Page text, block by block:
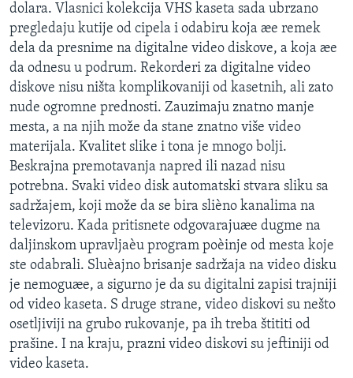
DRUŠTVO
SPORT
INTERVJU
dolara. Vlasnici kolekcija VHS kaseta sada ubrzano
pregledaju kutije od cipela i odabiru koja æe remek
dela da presnime na digitalne video diskove, a koja æe
da odnesu u podrum. Rekorderi za digitalne video
diskove nisu ništa komplikovaniji od kasetnih, ali zato
nude ogromne prednosti. Zauzimaju znatno manje
mesta, a na njih može da stane znatno više video
materijala. Kvalitet slike i tona je mnogo bolji.
Beskrajna premotavanja napred ili nazad nisu
potrebna. Svaki video disk automatski stvara sliku sa
sadržajem, koji može da se bira slièno kanalima na
televizoru. Kada pritisnete odgovarajuæe dugme na
daljinskom upravljaèu program poèinje od mesta koje
ste odabrali. Sluèajno brisanje sadržaja na video disku
je nemoguæe, a sigurno je da su digitalni zapisi trajniji
od video kaseta. S druge strane, video diskovi su nešto
osetljiviji na grubo rukovanje, pa ih treba štititi od
prašine. I na kraju, prazni video diskovi su jeftiniji od
video kaseta.